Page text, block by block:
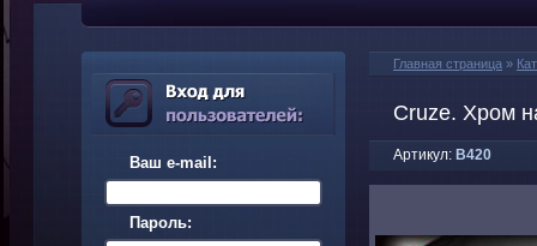
Ваш e-mail:
Пароль:
Главная страница »
Cruze. Хром
Артикул: B420